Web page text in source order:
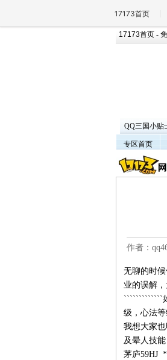
17173首页
17173首页 -
QQ三国小贴
专区首页
作者：
无聊的时
业的误解
`````````````
级，心法
我想大家
及晕人技
茅庐59HJ